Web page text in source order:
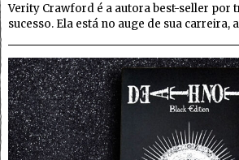
Verity Crawford é a autora best-seller por
sucesso. Ela está no auge de sua carreira,